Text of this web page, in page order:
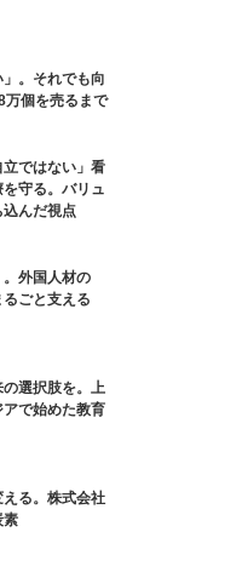
」。それでも向
万個を売るまで
立ではない」看
守る。バリュ
込んだ視点
。外国人材の
るごと支える
選択肢を。上
で始めた教育
る。株式会社
素